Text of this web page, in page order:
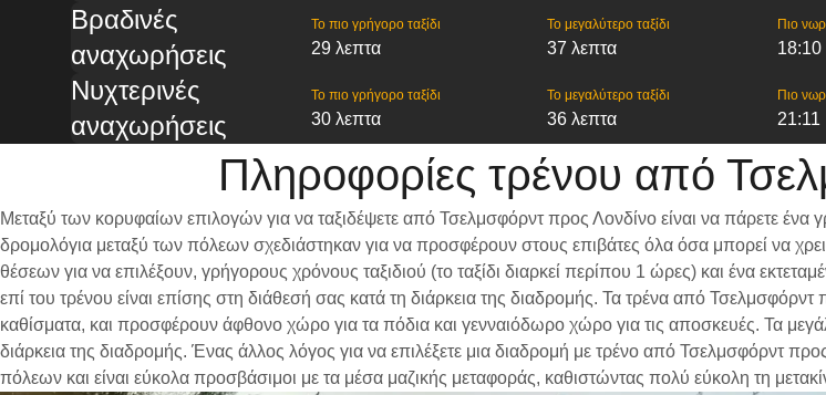
Βραδινές
αναχωρήσεις
Το πιο γρήγορο ταξίδι
29 λεπτα
Το μεγαλύτερο ταξίδι
37 λεπτα
Πιο
18:10
Νυχτερινές
αναχωρήσεις
Το πιο γρήγορο ταξίδι
30 λεπτα
Το μεγαλύτερο ταξίδι
36 λεπτα
Πιο
21:11
Πληροφορίες τρένου από
Μεταξύ των κορυφαίων επιλογών για να ταξιδέψετε από Τσελμσφόρντ προς Λονδίνο είναι να πάρετε
δρομολόγια μεταξύ των πόλεων σχεδιάστηκαν για να προσφέρουν στους επιβάτες όλα όσα μπορεί να
θέσεων για να επιλέξουν, γρήγορους χρόνους ταξιδιού (το ταξίδι διαρκεί περίπου 1 ώρες) και ένα
επί του τρένου είναι επίσης στη διάθεσή σας κατά τη διάρκεια της διαδρομής. Τα τρένα από
καθίσματα, και προσφέρουν άφθονο χώρο για τα πόδια και γενναιόδωρο χώρο για τις αποσκευές. Τα
διάρκεια της διαδρομής. Ένας άλλος λόγος για να επιλέξετε μια διαδρομή με τρένο από Τσελμσφόρντ
πόλεων και είναι εύκολα προσβάσιμοι με τα μέσα μαζικής μεταφοράς, καθιστώντας πολύ εύκολη τη